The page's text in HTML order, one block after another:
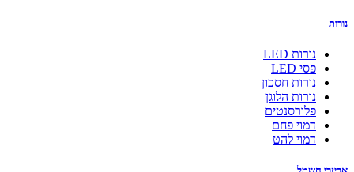
נורות
נורות LED
פסי LED
נורות חסכון
נורות הלוגן
פלורסנטים
דמוי פחם
דמוי להט